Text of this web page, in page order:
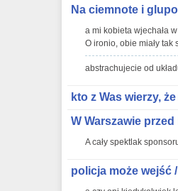
Na ciemnote i
a mi kobieta wjechała
O ironio, obie miały tak
abstrachujecie od
kto z Was wierzy,
W Warszawie
A cały spektlak
policja może wejść